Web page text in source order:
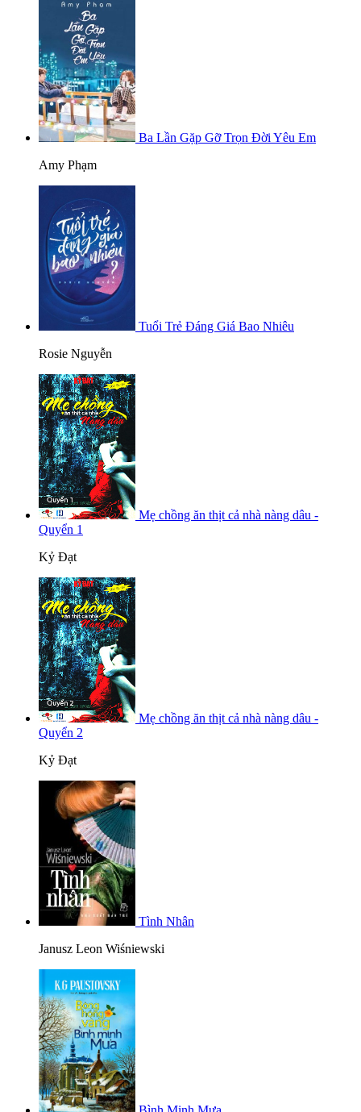
Ba Lần Gặp Gỡ Trọn Đời Yêu Em
Amy Phạm
Tuổi Trẻ Đáng Giá Bao Nhiêu
Rosie Nguyễn
Mẹ chồng ăn thịt cả nhà nàng dâu -
Quyển 1
Kỷ Đạt
Mẹ chồng ăn thịt cả nhà nàng dâu -
Quyển 2
Kỷ Đạt
Tình Nhân
Janusz Leon Wiśniewski